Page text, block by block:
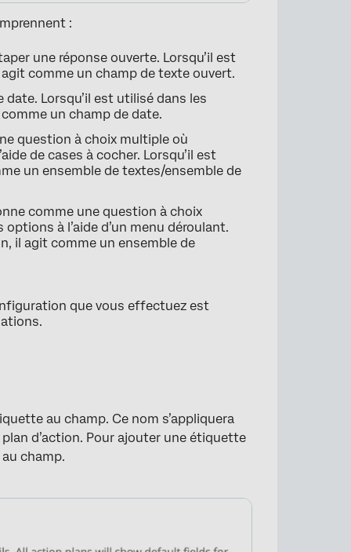
×
:
une réponse ouverte. Lorsqu’il est
comme un champ de texte ouvert.
Lorsqu’il est utilisé dans les
un champ de date.
question à choix multiple où
de cases à cocher. Lorsqu’il est
un ensemble de textes/ensemble de
comme une question à choix
à l’aide d’un menu déroulant.
il agit comme un ensemble de
que vous effectuez est
au champ. Ce nom s’appliquera
d’action. Pour ajouter une étiquette
champ.